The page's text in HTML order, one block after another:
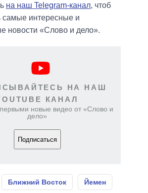
на наш Telegram-канал, чтоб
самые интересные и
новости «Слово и дело».
НА НАШ
КАНАЛ
новые видео от «Слово и
дело»
Подписаться
Ближний Восток Йемен